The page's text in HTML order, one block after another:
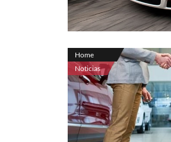
Home
Noticias